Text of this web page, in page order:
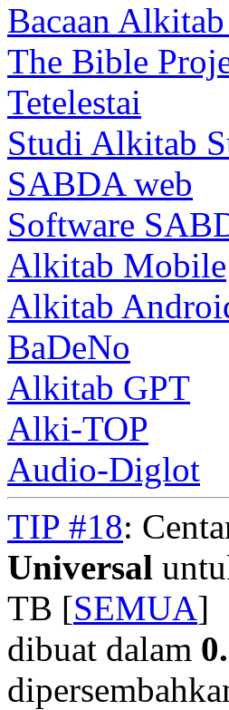
Bacaan
The Bible
Tetelestai
Studi Alkitab
SABDA web
Software
Alkitab Mobile
Alkitab
BaDeNo
Alkitab GPT
Alki-TOP
Audio-Diglot
TIP #18:
Universal
TB [SEMUA]
dibuat dalam